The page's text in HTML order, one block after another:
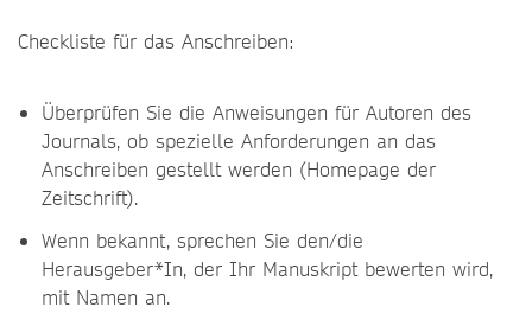
Checkliste für das Anschreiben:
Überprüfen Sie die Anweisungen für Autoren des
Journals, ob spezielle Anforderungen an das
Anschreiben gestellt werden (Homepage der
Zeitschrift).
Wenn bekannt, sprechen Sie den/die
Herausgeber*In, der Ihr Manuskript bewerten wird,
mit Namen an.